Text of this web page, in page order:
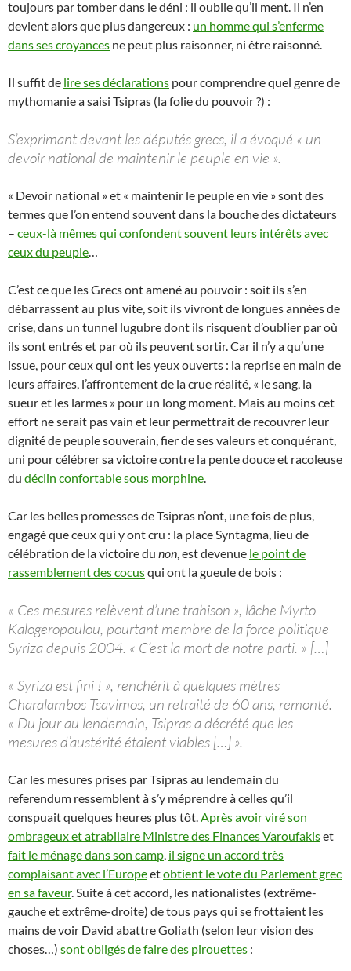
toujours par tomber dans le déni : il oublie qu’il ment. Il n’en
devient alors que plus dangereux : un homme qui s’enferme
dans ses croyances ne peut plus raisonner, ni être raisonné.
Il suffit de lire ses déclarations pour comprendre quel genre de
mythomanie a saisi Tsipras (la folie du pouvoir ?) :
S’exprimant devant les députés grecs, il a évoqué « un
devoir national de maintenir le peuple en vie ».
« Devoir national » et « maintenir le peuple en vie » sont des
termes que l’on entend souvent dans la bouche des dictateurs
– ceux-là mêmes qui confondent souvent leurs intérêts avec
ceux du peuple
C’est ce que les Grecs ont amené au pouvoir : soit ils s’en
débarrassent au plus vite, soit ils vivront de longues années de
crise, dans un tunnel lugubre dont ils risquent d’oublier par où
ils sont entrés et par où ils peuvent sortir. Car il n’y a qu’une
issue, pour ceux qui ont les yeux ouverts : la reprise en main de
leurs affaires, l’affrontement de la crue réalité, « le sang, la
sueur et les larmes » pour un long moment. Mais au moins cet
effort ne serait pas vain et leur permettrait de recouvrer leur
dignité de peuple souverain, fier de ses valeurs et conquérant,
uni pour célébrer sa victoire contre la pente douce et racoleuse
du déclin confortable sous morphine
Car les belles promesses de Tsipras n’ont, une fois de plus,
engagé que ceux qui y ont cru : la place Syntagma, lieu de
célébration de la victoire du non , est devenue le point de
rassemblement des cocusqui ont la gueule de bois :
« Ces mesures relèvent d’une trahison », lâche Myrto
Kalogeropoulou, pourtant membre de la force politique
Syriza depuis 2004. « C’est la mort de notre parti. » […]
« Syriza est fini ! », renchérit à quelques mètres
Charalambos Tsavimos, un retraité de 60 ans, remonté.
« Du jour au lendemain, Tsipras a décrété que les
mesures d’austérité étaient viables […] ».
Car les mesures prises par Tsipras au lendemain du
referendum ressemblent à s’y méprendre à celles qu’il
conspuait quelques heures plus tôt. Après avoir viré son
ombrageux et atrabilaire Ministre des Finances Varoufakiset
fait le ménage dans son camp il signe un accord très
complaisant avec l’Europeetobtient le vote du Parlement grec
en sa faveur. Suite à cet accord, les nationalistes (extrême-
gauche et extrême-droite) de tous pays qui se frottaient les
mains de voir David abattre Goliath (selon leur vision des
choses…) sont obligés de faire des pirouettes :